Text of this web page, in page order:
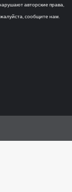
авторские права,
сообщите нам.